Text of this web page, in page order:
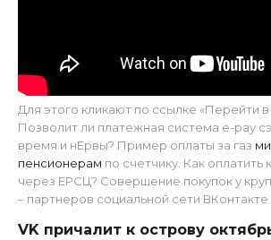
Для этого кликают по ссылке «Перейти в
Позволит ли платежная система e-pay
время и нЕрвы? Пример оплаты за газ
пенсионерам по счетчику. Как оплатить
через ЕРСЦ? Совершение покупок у
– партнеров социальной сети ВКонтакте.
VK причалит к острову